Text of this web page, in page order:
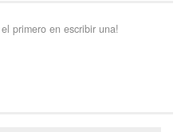
primero en escribir una!